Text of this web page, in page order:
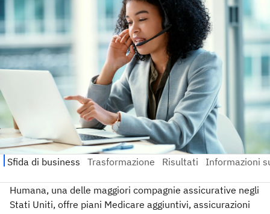
Humana, una delle maggiori compagnie assicurative negli
Stati Uniti, offre piani Medicare aggiuntivi, assicurazioni